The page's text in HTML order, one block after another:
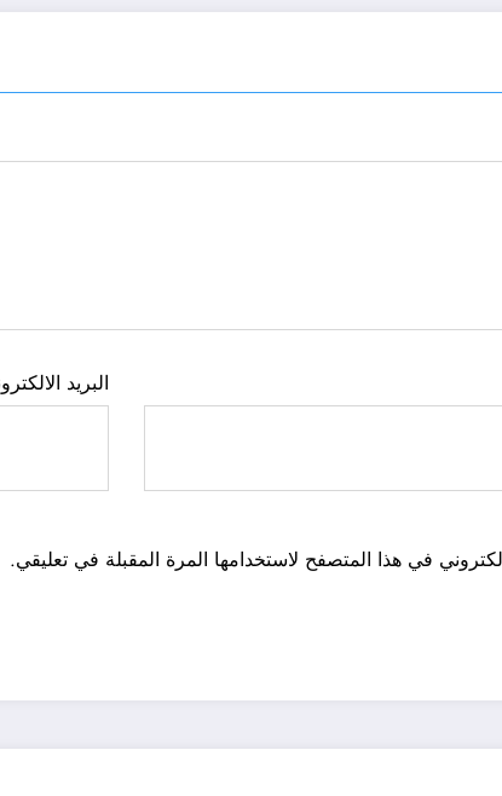
البريد
في هذا المتصفح لاستخدامها المرة المقبلة في تعليقي.